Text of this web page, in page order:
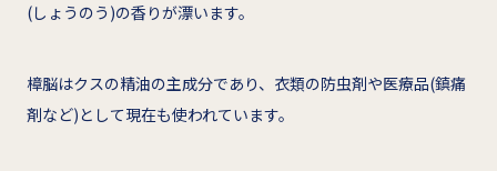
(しょうのう)の香りが漂います。
樟脳はクスの精油の主成分であり、衣類の防虫剤や医療品(鎮痛
剤など)として現在も使われています。